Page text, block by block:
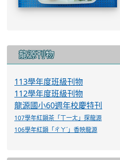
龍源刊物
113學年度班級刊物
112學年度班級刊物
龍源國小60週年校慶特刊
107學年紅韻茶「ㄒ一ㄤ」探龍源
106學年紅韻「ㄔㄚˊ」香映龍源